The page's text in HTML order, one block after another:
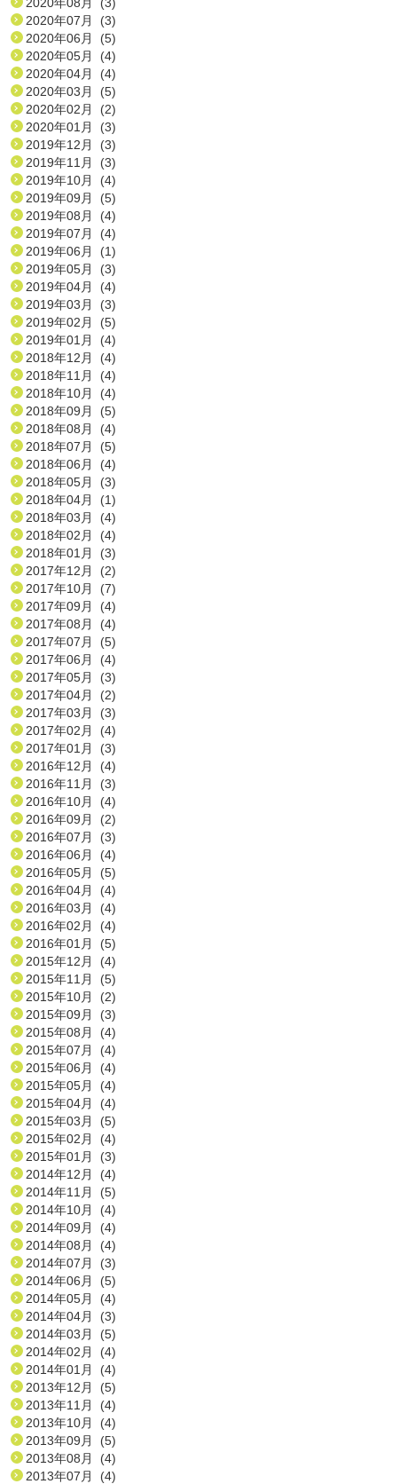
2020年07月 (3)
2020年06月 (5)
2020年05月 (4)
2020年04月 (4)
2020年03月 (5)
2020年02月 (2)
2020年01月 (3)
2019年12月 (3)
2019年11月 (3)
2019年10月 (4)
2019年09月 (5)
2019年08月 (4)
2019年07月 (4)
2019年06月 (1)
2019年05月 (3)
2019年04月 (4)
2019年03月 (3)
2019年02月 (5)
2019年01月 (4)
2018年12月 (4)
2018年11月 (4)
2018年10月 (4)
2018年09月 (5)
2018年08月 (4)
2018年07月 (5)
2018年06月 (4)
2018年05月 (3)
2018年04月 (1)
2018年03月 (4)
2018年02月 (4)
2018年01月 (3)
2017年12月 (2)
2017年10月 (7)
2017年09月 (4)
2017年08月 (4)
2017年07月 (5)
2017年06月 (4)
2017年05月 (3)
2017年04月 (2)
2017年03月 (3)
2017年02月 (4)
2017年01月 (3)
2016年12月 (4)
2016年11月 (3)
2016年10月 (4)
2016年09月 (2)
2016年07月 (3)
2016年06月 (4)
2016年05月 (5)
2016年04月 (4)
2016年03月 (4)
2016年02月 (4)
2016年01月 (5)
2015年12月 (4)
2015年11月 (5)
2015年10月 (2)
2015年09月 (3)
2015年08月 (4)
2015年07月 (4)
2015年06月 (4)
2015年05月 (4)
2015年04月 (4)
2015年03月 (5)
2015年02月 (4)
2015年01月 (3)
2014年12月 (4)
2014年11月 (5)
2014年10月 (4)
2014年09月 (4)
2014年08月 (4)
2014年07月 (3)
2014年06月 (5)
2014年05月 (4)
2014年04月 (3)
2014年03月 (5)
2014年02月 (4)
2014年01月 (4)
2013年12月 (5)
2013年11月 (4)
2013年10月 (4)
2013年09月 (5)
2013年08月 (4)
2013年07月 (4)